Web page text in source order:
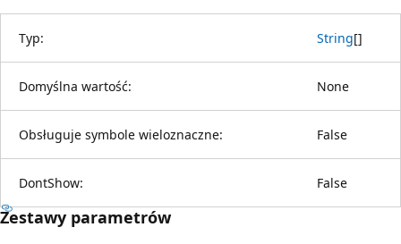
Typ: String[]
Domyślna wartość: None
Obsługuje symbole wieloznaczne: False
DontShow: False
Zestawy parametrów